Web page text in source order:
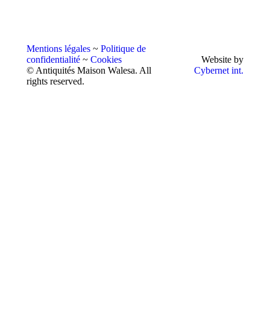
Mentions légales ~ Politique de
confidentialité ~ Cookies
© Antiquités Maison Walesa. All
rights reserved.
Website by
Cybernet int.